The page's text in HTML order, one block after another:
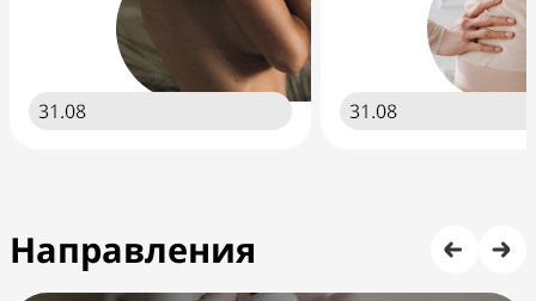
31.08 31.08
Направления